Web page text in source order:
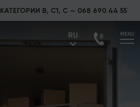
КАТЕГОРИИ В, С1, С — 068 690 44 55
RU
RU
MENU